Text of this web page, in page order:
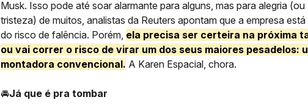
Musk. Isso pode até soar alarmante para alguns, mas para alegria (ou
tristeza) de muitos, analistas da Reuters apontam que a empresa
do risco de falência. Porém, ela precisa ser certeira na próxima
ou vai correr o risco de virar um dos seus maiores pesadelos:
montadora convencional. A Karen Espacial, chora.
🚘Já que é pra tombar